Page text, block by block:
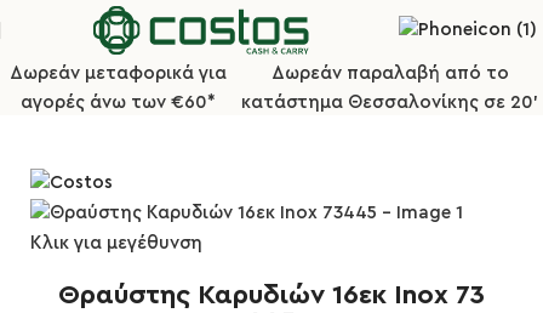
Δωρεάν μεταφορικά για
αγορές άνω των €60*
Δωρεάν παραλαβή από το
κατάστημα Θεσσαλονίκης σε 20'
Αρχική σελίδα Κουζίνα Μικροεργαλεία Κουζίνας
Κλικ για μεγέθυνση
Θραύστης Καρυδιών 16εκ Inox 73